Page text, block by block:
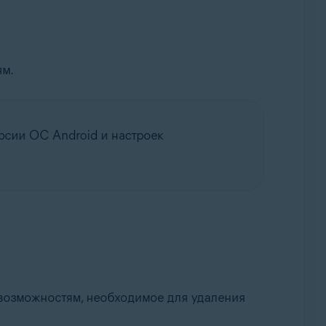
ОС Android и настроек
необходимое для удаления